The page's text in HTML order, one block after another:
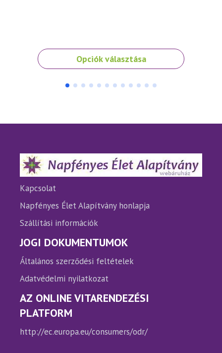
Opciók választása
Ennek
a
A
termékoldalon
választhatók
ki
A
ki
Kapcsolat
Napfényes Élet Alapítvány honlapja
Szállítási információk
JOGI DOKUMENTUMOK
Általános szerződési feltételek
Adatvédelmi nyilatkozat
AZ ONLINE VITARENDEZÉSI
PLATFORM
http://ec.europa.eu/consumers/odr/